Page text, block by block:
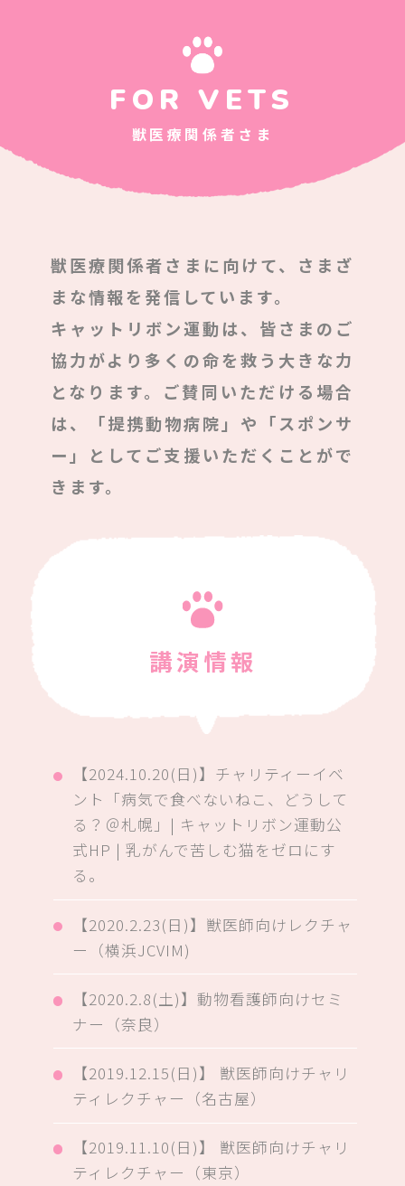
FOR VETS
獣医療関係者さま
獣医療関係者さまに向けて、さまざ
まな情報を発信しています。
キャットリボン運動は、皆さまのご
協力がより多くの命を救う大きな力
となります。ご賛同いただける場合
は、「提携動物病院」や「スポンサ
ー」としてご支援いただくことがで
きます。
講演情報
【2024.10.20(日)】チャリティーイベ
ント「病気で食べないねこ、どうして
る？＠札幌」| キャットリボン運動公
式HP | 乳がんで苦しむ猫をゼロにす
る。
【2020.2.23(日)】獣医師向けレクチャ
ー（横浜JCVIM)
【2020.2.8(土)】動物看護師向けセミ
ナー（奈良）
【2019.12.15(日)】 獣医師向けチャリ
ティレクチャー（名古屋）
【2019.11.10(日)】 獣医師向けチャリ
ティレクチャー（東京）